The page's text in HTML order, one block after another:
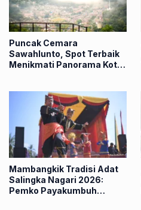
Puncak Cemara
Sawahlunto, Spot Terbaik
Menikmati Panorama Kota
Mambangkik Tradisi Adat
Salingka Nagari 2026:
Pemko Payakumbuh